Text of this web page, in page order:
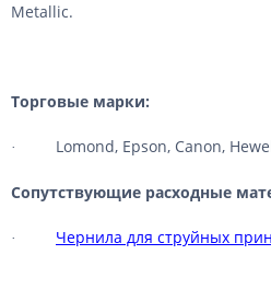
Metallic.
Торговые марки:
· Lomond, Epson, Canon,
Сопутствующие расходные
· Чернила для струйных